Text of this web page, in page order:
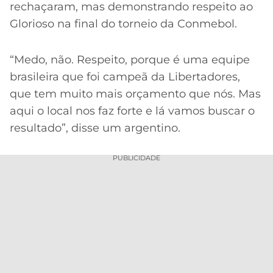
rechaçaram, mas demonstrando respeito ao
Glorioso na final do torneio da Conmebol.
“Medo, não. Respeito, porque é uma equipe
brasileira que foi campeã da Libertadores,
que tem muito mais orçamento que nós. Mas
aqui o local nos faz forte e lá vamos buscar o
resultado”, disse um argentino.
PUBLICIDADE